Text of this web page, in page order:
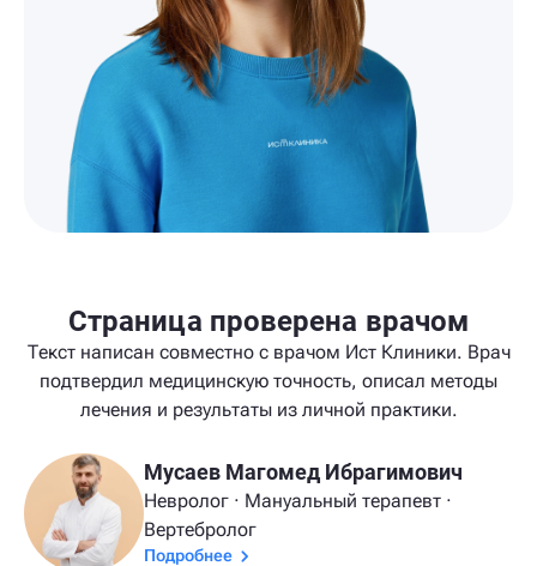
Страница проверена врачом
Текст написан совместно с врачом Ист Клиники. Врач
подтвердил медицинскую точность, описал методы
лечения и результаты из личной практики.
Мусаев Магомед Ибрагимович
Невролог · Мануальный терапевт ·
Вертебролог
Подробнее